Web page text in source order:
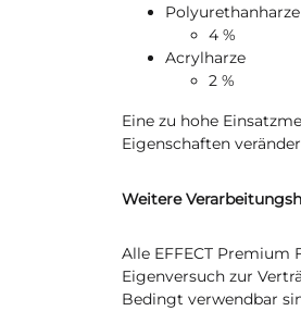
Polyurethanharze
4 %
Acrylharze
2 %
Eine zu hohe
Eigenschaften
Weitere
Alle EFFECT
Eigenversuch zur
Bedingt verwendbar